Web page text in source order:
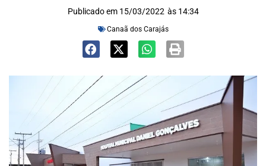
Publicado em 15/03/2022 às 14:34
Canaã dos Carajás